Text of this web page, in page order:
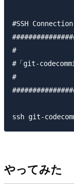
#SSH
#
#「git-
#
やってみた